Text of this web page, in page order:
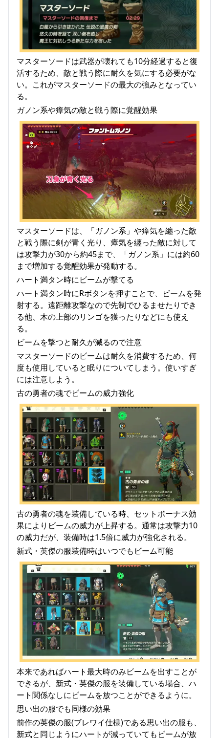
マスターソードは武器が壊れても10分経過すると復
活するため、敵と戦う際に耐久を気にする必要がな
い。これがマスターソードの最大の強みとなってい
る。
ガノン系や瘴気の敵と戦う際に覚醒効果
マスターソードは、「ガノン系」や瘴気を纏った敵
と戦う際に剣が青く光り、瘴気を纏った敵に対して
は攻撃力が30から約45まで、「ガノン系」には約60
まで増加する覚醒効果が発動する。
ハート満タン時にビームが撃てる
ハート満タン時にRボタンを押すことで、ビームを発
射する。遠距離攻撃なので先制でひるませたりでき
る他、木の上部のリンゴを獲ったりなどにも使え
る。
ビームを撃つと耐久が減るので注意
マスターソードのビームは耐久を消費するため、何
度も使用していると眠りについてしまう。使いすぎ
には注意しよう。
古の勇者の魂でビームの威力強化
古の勇者の魂を装備している時、セットボーナス効
果によりビームの威力が上昇する。通常は攻撃力10
の威力だが、装備時は1.5倍に威力が強化される。
新式・英傑の服装備時はいつでもビーム可能
本来であればハート最大時のみビームを出すことが
できるが、新式・英傑の服を装備している場合、ハ
ート関係なしにビームを放つことができるように。
思い出の服でも同様の効果
前作の英傑の服(ブレワイ仕様)である思い出の服も、
新式と同じようにハートが減っていてもビームが放